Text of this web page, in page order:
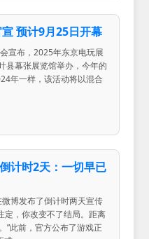
预计9月25日开幕
宣布，2025年东京电玩展
县幕张展览馆举办，今年的
年一样，该活动将以混合
计时2天：一切早已
博发布了倒计时两天宣传
定，你改变不了结局。距离
”此前，官方公布了游戏正